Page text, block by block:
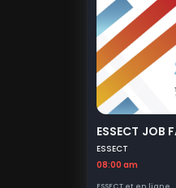
ESSECT
08:00 am
ESSECT et en ligne